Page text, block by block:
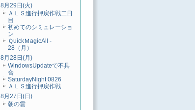
8月29日(火)
ＡＬＳ進行押戻作戦二日
目
初めてのシミュレーショ
ン
ＱuickＭagicAll -
28（月）
8月28日(月)
WindowsUpdateで不具
合
SaturdayNight 0826
ＡＬＳ進行押戻作戦
8月27日(日)
朝の雲